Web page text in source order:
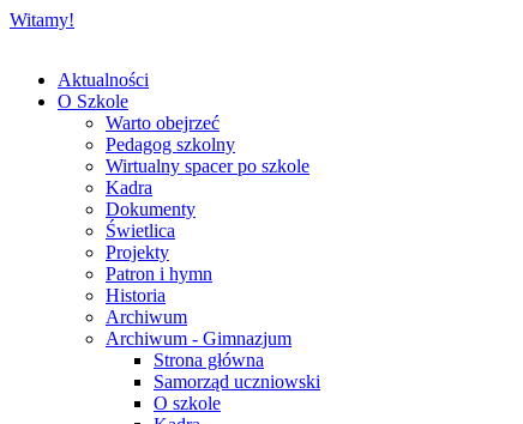
Witamy!
Aktualności
O Szkole
Warto obejrzeć
Pedagog szkolny
Wirtualny spacer po szkole
Kadra
Dokumenty
Świetlica
Projekty
Patron i hymn
Historia
Archiwum
Archiwum - Gimnazjum
Strona główna
Samorząd uczniowski
O szkole